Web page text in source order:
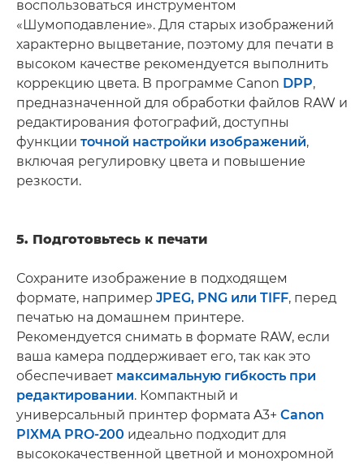
воспользоваться инструментом
«Шумоподавление». Для старых изображений
характерно выцветание, поэтому для печати в
высоком качестве рекомендуется выполнить
коррекцию цвета. В программе Canon DPP,
предназначенной для обработки файлов RAW и
редактирования фотографий, доступны
функции точной настройки изображений,
включая регулировку цвета и повышение
резкости.
5. Подготовьтесь к печати
Сохраните изображение в подходящем
формате, например JPEG, PNG или TIFF, перед
печатью на домашнем принтере.
Рекомендуется снимать в формате RAW, если
ваша камера поддерживает его, так как это
обеспечивает максимальную гибкость при
редактировании. Компактный и
универсальный принтер формата A3+ Canon
PIXMA PRO-200 идеально подходит для
высококачественной цветной и монохромной